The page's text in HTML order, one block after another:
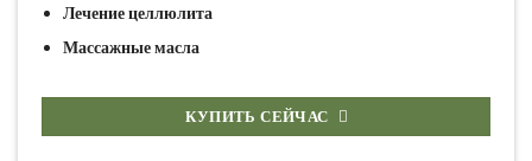
Лечение целлюлита
Массажные масла
КУПИТЬ СЕЙЧАС